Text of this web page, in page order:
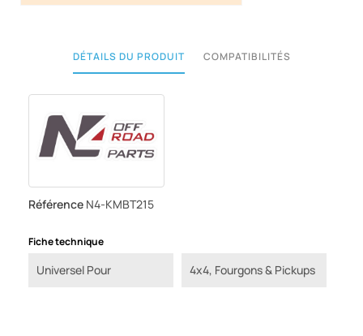
DÉTAILS DU PRODUIT COMPATIBILITÉS
Référence N4-KMBT215
Fiche technique
Universel Pour 4x4, Fourgons & Pickups